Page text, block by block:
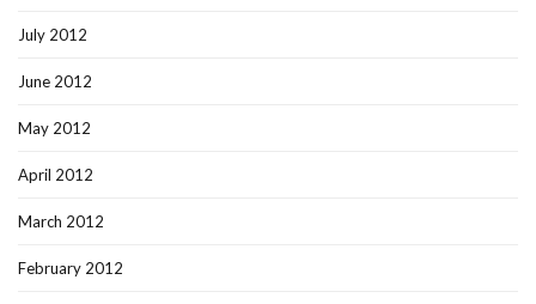
July 2012
June 2012
May 2012
April 2012
March 2012
February 2012